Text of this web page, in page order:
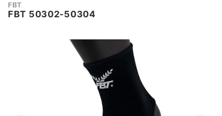
FBT
FBT 50302-50304